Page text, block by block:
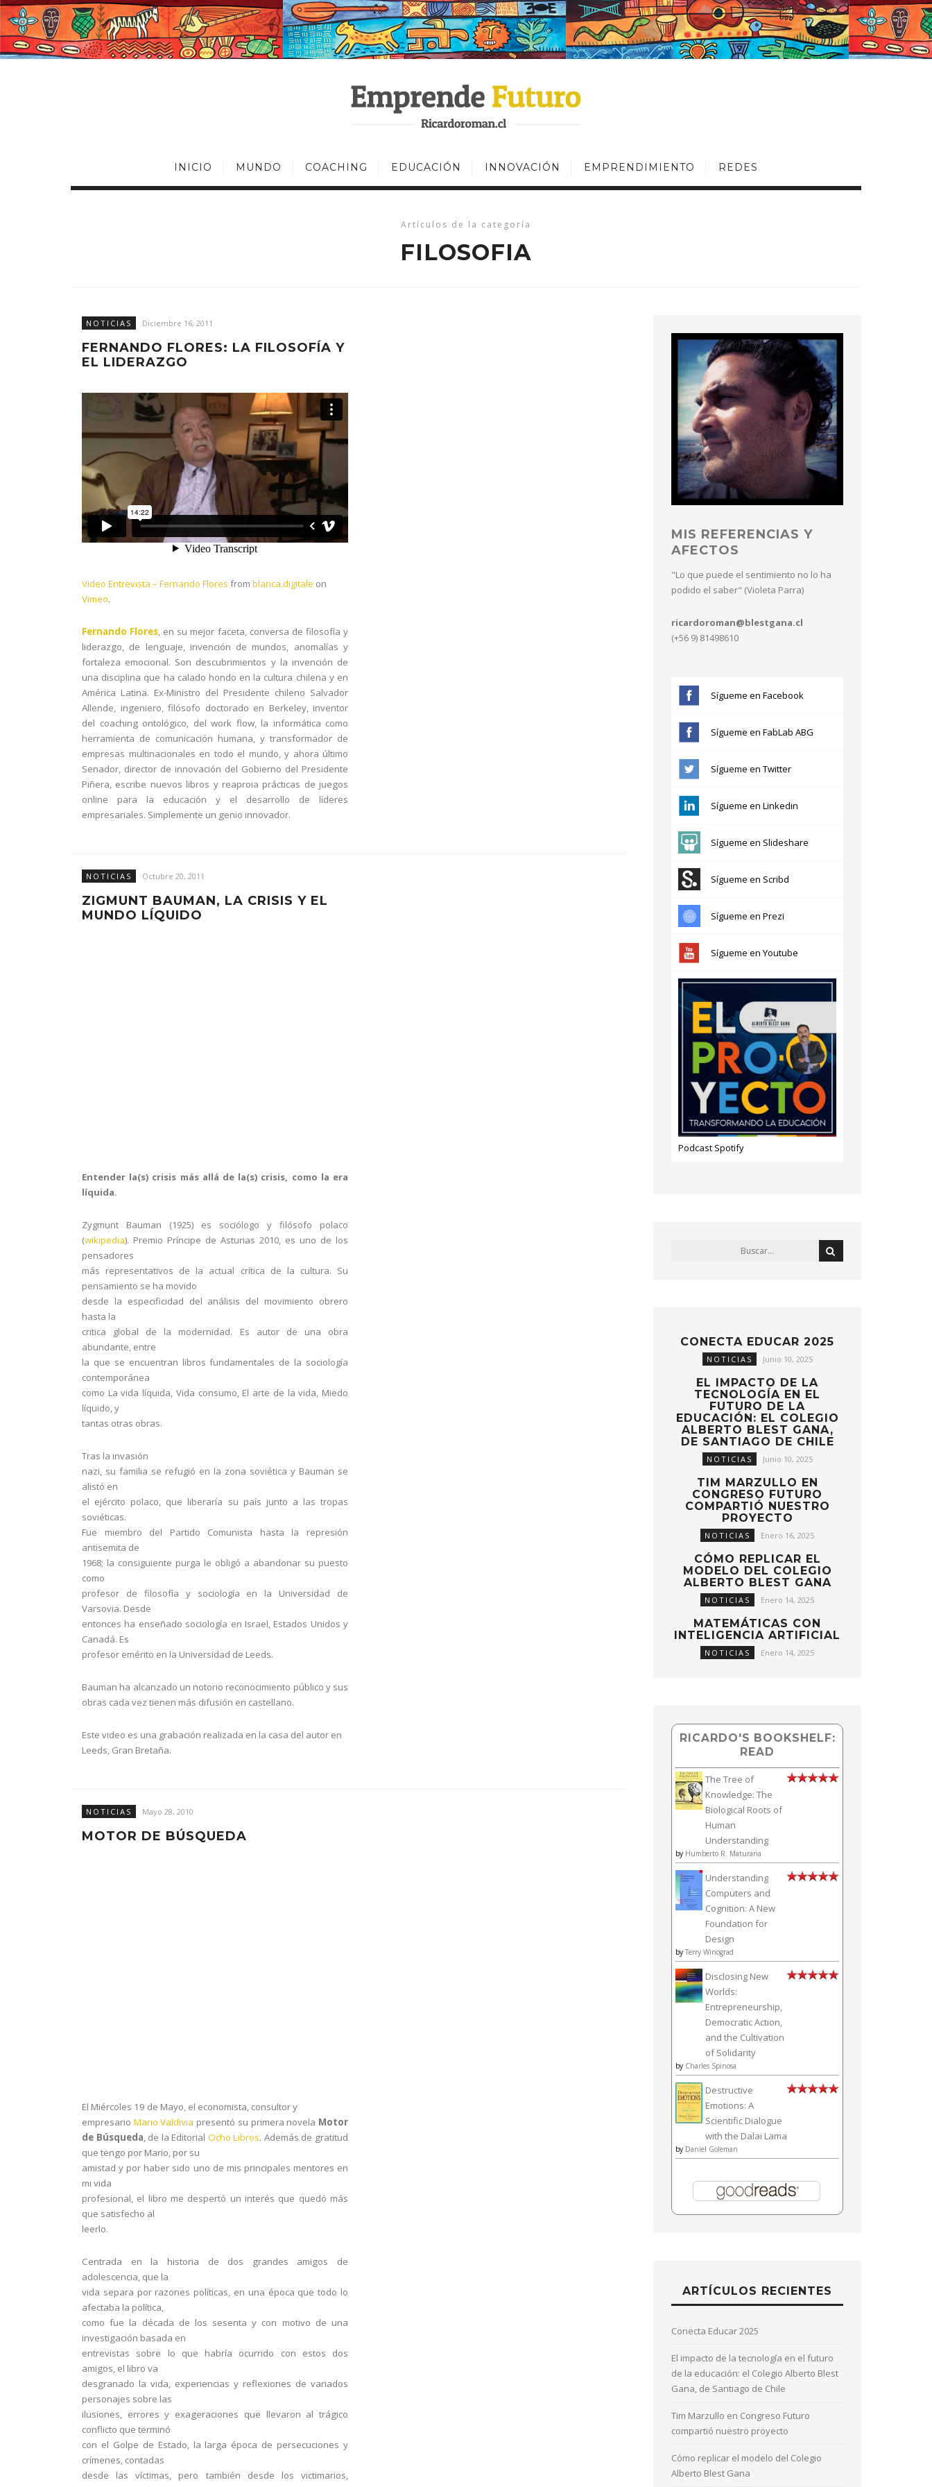
INICIO MUNDO COACHING EDUCACIÓN INNOVACIÓN EMPRENDIMIENTO REDES
Artículos de la categoría
FILOSOFIA
NOTICIAS Diciembre 16, 2011
FERNANDO FLORES: LA FILOSOFÍA Y
EL LIDERAZGO
Video Entrevista – Fernando Flores from blanca.digitale on
Vimeo.
Fernando Flores, en su mejor faceta, conversa de filosofía y
liderazgo, de lenguaje, invención de mundos, anomalías y
fortaleza emocional. Son descubrimientos y la invención de
una disciplina que ha calado hondo en la cultura chilena y en
América Latina. Ex-Ministro del Presidente chileno Salvador
Allende, ingeniero, filósofo doctorado en Berkeley, inventor
del coaching ontológico, del work flow, la informática como
herramienta de comunicación humana, y transformador de
empresas multinacionales en todo el mundo, y ahora último
Senador, director de innovación del Gobierno del Presidente
Piñera, escribe nuevos libros y reaproia prácticas de juegos
online para la educación y el desarrollo de líderes
empresariales. Simplemente un genio innovador.
NOTICIAS Octubre 20, 2011
ZIGMUNT BAUMAN, LA CRISIS Y EL
MUNDO LÍQUIDO
Entender la(s) crisis más allá de la(s) crisis, como la era
líquida.
Zygmunt Bauman (1925) es sociólogo y filósofo polaco
(wikipedia). Premio Príncipe de Asturias 2010, es uno de los
pensadores
más representativos de la actual crítica de la cultura. Su
pensamiento se ha movido
desde la especificidad del análisis del movimiento obrero
hasta la
critica global de la modernidad. Es autor de una obra
abundante, entre
la que se encuentran libros fundamentales de la sociología
contemporánea
como La vida líquida, Vida consumo, El arte de la vida, Miedo
líquido, y
tantas otras obras.
Tras la invasión
nazi, su familia se refugió en la zona soviética y Bauman se
alistó en
el ejército polaco, que liberaría su país junto a las tropas
soviéticas.
Fue miembro del Partido Comunista hasta la represión
antisemita de
1968; la consiguiente purga le obligó a abandonar su puesto
como
profesor de filosofía y sociología en la Universidad de
Varsovia. Desde
entonces ha enseñado sociología en Israel, Estados Unidos y
Canadá. Es
profesor emérito en la Universidad de Leeds.
Bauman ha alcanzado un notorio reconocimiento público y sus
obras cada vez tienen más difusión en castellano.
Este video es una grabación realizada en la casa del autor en
Leeds, Gran Bretaña.
NOTICIAS Mayo 28, 2010
MOTOR DE BÚSQUEDA
El Miércoles 19 de Mayo, el economista, consultor y
empresario Mario Valdivia presentó su primera novela Motor
de Búsqueda, de la Editorial Ocho Libros. Además de gratitud
que tengo por Mario, por su
amistad y por haber sido uno de mis principales mentores en
mi vida
profesional, el libro me despertó un interés que quedó más
que satisfecho al
leerlo.
Centrada en la historia de dos grandes amigos de
adolescencia, que la
vida separa por razones políticas, en una época que todo lo
afectaba la política,
como fue la década de los sesenta y con motivo de una
investigación basada en
entrevistas sobre lo que habría ocurrido con estos dos
amigos, el libro va
desgranado la vida, experiencias y reflexiones de variados
personajes sobre las
ilusiones, errores y exageraciones que llevaron al trágico
conflicto que terminó
con el Golpe de Estado, la larga época de persecuciones y
crímenes, contadas
desde las víctimas, pero también desde los victimarios,
MIS REFERENCIAS Y
AFECTOS
"Lo que puede el sentimiento no lo ha
podido el saber" (Violeta Parra)
ricardoroman@blestgana.cl
(+56 9) 81498610
Sígueme en Facebook
Sígueme en FabLab ABG
Sígueme en Twitter
Sígueme en Linkedin
Sígueme en Slideshare
Sígueme en Scribd
Sígueme en Prezi
Sígueme en Youtube
Podcast Spotify
CONECTA EDUCAR 2025
NOTICIAS Junio 10, 2025
EL IMPACTO DE LA
TECNOLOGÍA EN EL
FUTURO DE LA
EDUCACIÓN: EL COLEGIO
ALBERTO BLEST GANA,
DE SANTIAGO DE CHILE
NOTICIAS Junio 10, 2025
TIM MARZULLO EN
CONGRESO FUTURO
COMPARTIÓ NUESTRO
PROYECTO
NOTICIAS Enero 16, 2025
CÓMO REPLICAR EL
MODELO DEL COLEGIO
ALBERTO BLEST GANA
NOTICIAS Enero 14, 2025
MATEMÁTICAS CON
INTELIGENCIA ARTIFICIAL
NOTICIAS Enero 14, 2025
RICARDO'S BOOKSHELF:
READ
The Tree of
Knowledge: The
Biological Roots of
Human
Understanding
by Humberto R. Maturana
Understanding
Computers and
Cognition: A New
Foundation for
Design
by Terry Winograd
Disclosing New
Worlds:
Entrepreneurship,
Democratic Action,
and the Cultivation
of Solidarity
by Charles Spinosa
Destructive
Emotions: A
Scientific Dialogue
with the Dalai Lama
by Daniel Goleman
ARTÍCULOS RECIENTES
Conecta Educar 2025
El impacto de la tecnología en el futuro
de la educación: el Colegio Alberto Blest
Gana, de Santiago de Chile
Tim Marzullo en Congreso Futuro
compartió nuestro proyecto
Cómo replicar el modelo del Colegio
Alberto Blest Gana